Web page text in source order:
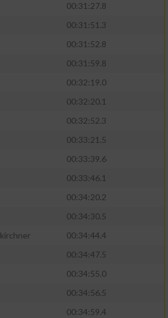
00:31:27.8
00:31:51.3
00:31:52.8
00:31:59.8
00:32:19.0
00:32:20.1
00:32:52.3
00:33:21.5
00:33:39.6
00:33:46.1
00:34:20.2
00:34:30.5
00:34:44.4
00:34:47.5
00:34:55.0
00:34:56.5
00:34:59.4